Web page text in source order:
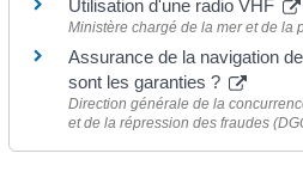
Utilisation d'une radio VHF
Ministère chargé de la mer et de la
Assurance de la navigation
sont les garanties ?
Direction générale de la
et de la répression des fraudes